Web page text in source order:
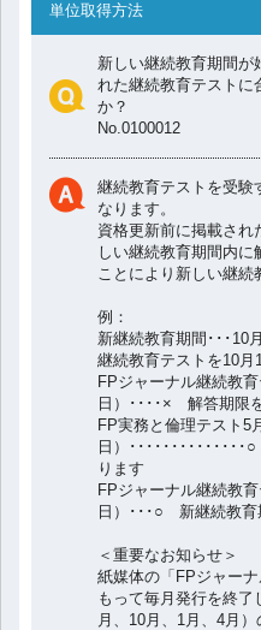
単位取得方法
新しい継続教育期間が
れた継続教育テストに
か？
No.0100012
継続教育テストを受験
なります。
資格更新前に掲載され
しい継続教育期間内
ことにより新しい継続
例：
新継続教育期間･･･10
継続教育テストを10
FPジャーナル継続教
日）････× 解答期限
FP実務と倫理テスト5
日）･････････････
ります
FPジャーナル継続教
日）･･･○ 新継続教育
＜重要なお知らせ＞
紙媒体の「FPジャー
もって毎月発行を終了
月、10月、1月、4月）